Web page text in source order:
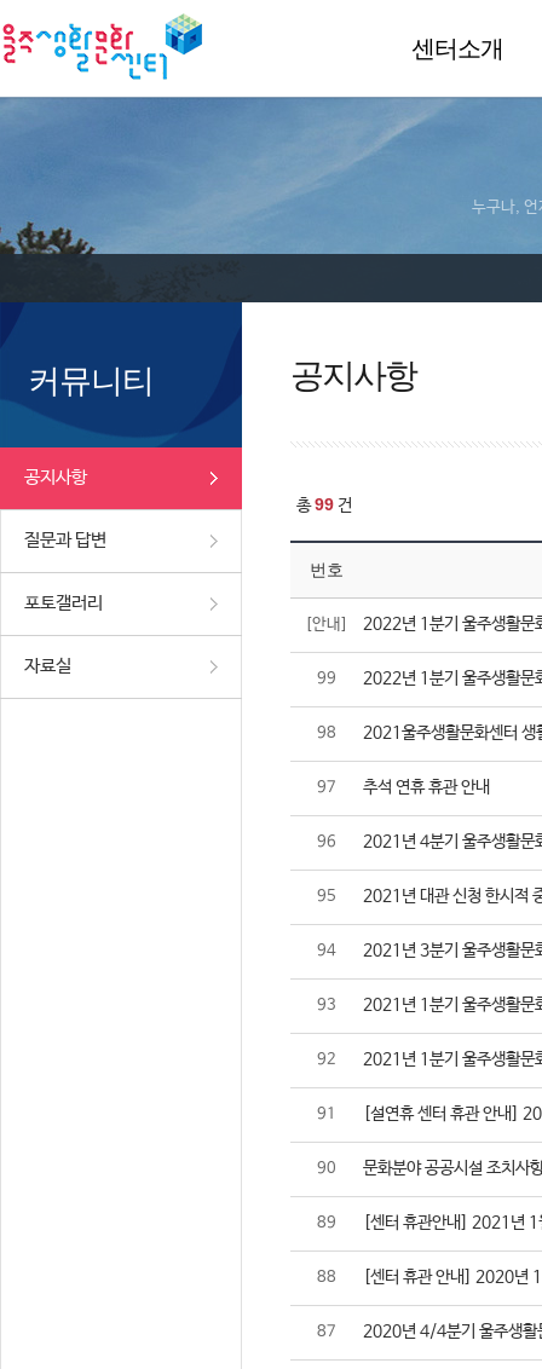
센터소개
누구나, 언
커뮤니티
공지사항
질문과 답변
포토갤러리
자료실
공지사항
총99 건
번호
[안내] 2022년 1분기 울주생활문
99 2022년 1분기 울주생활문
98 2021울주생활문화센터 생
97 추석 연휴 휴관 안내
96 2021년 4분기 울주생활문
95 2021년 대관 신청 한시적
94 2021년 3분기 울주생활문
93 2021년 1분기 울주생활문
92 2021년 1분기 울주생활문
91 [설연휴 센터 휴관 안내
90 문화분야 공공시설 조치사
89 [센터 휴관안내] 2021년 1
88 [센터 휴관 안내] 2020년
87 2020년 4/4분기 울주생활